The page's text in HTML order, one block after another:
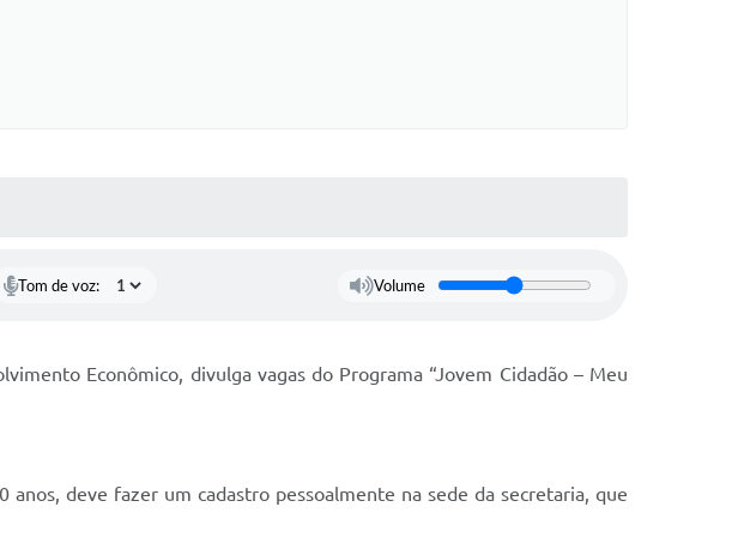
Tom de voz: Volume
Econômico, divulga vagas do Programa “Jovem Cidadão – Meu
deve fazer um cadastro pessoalmente na sede da secretaria, que